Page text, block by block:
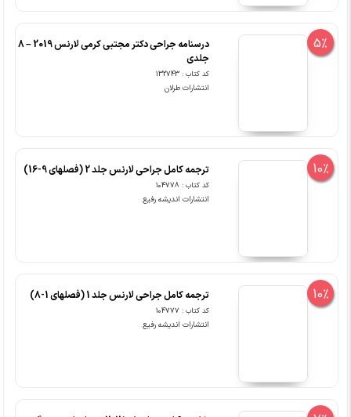
5%
درسنامه جراحی دکتر مجتبی کرمی لارنس 2019 – 8
جلدی
کد کتاب : 132743
انتشارات طرلان
10% ترجمه کامل جراحی لارنس جلد 2 (فصلهای 9-16)
کد کتاب : 104778
انتشارات اندیشه رفیع
10% ترجمه کامل جراحی لارنس جلد 1 (فصلهای 1-8)
کد کتاب : 104777
انتشارات اندیشه رفیع